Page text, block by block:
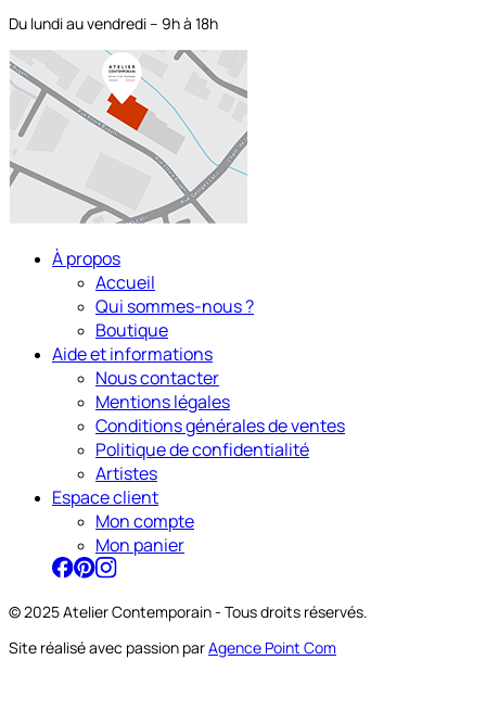
Du lundi au vendredi – 9h à 18h
À propos
Accueil
Qui sommes-nous ?
Boutique
Aide et informations
Nous contacter
Mentions légales
Conditions générales de ventes
Politique de confidentialité
Artistes
Espace client
Mon compte
Mon panier
© 2025 Atelier Contemporain - Tous droits réservés.
Site réalisé avec passion parAgence Point Com